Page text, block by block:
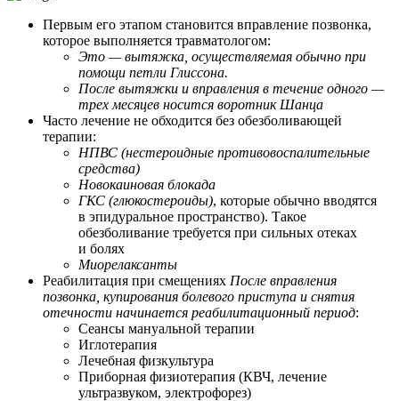
Первым его этапом становится вправление позвонка,
которое выполняется травматологом:
Это — вытяжка, осуществляемая обычно при
помощи петли Глиссона.
После вытяжки и вправления в течение одного —
трех месяцев носится воротник Шанца
Часто лечение не обходится без обезболивающей
терапии:
НПВС (нестероидные противовоспалительные
средства)
Новокаиновая блокада
ГКС (глюкостероиды), которые обычно вводятся
в эпидуральное пространство). Такое
обезболивание требуется при сильных отеках
и болях
Миорелаксанты
Реабилитация при смещениях После вправления
позвонка, купирования болевого приступа и снятия
отечности начинается реабилитационный период:
Сеансы мануальной терапии
Иглотерапия
Лечебная физкультура
Приборная физиотерапия (КВЧ, лечение
ультразвуком, электрофорез)